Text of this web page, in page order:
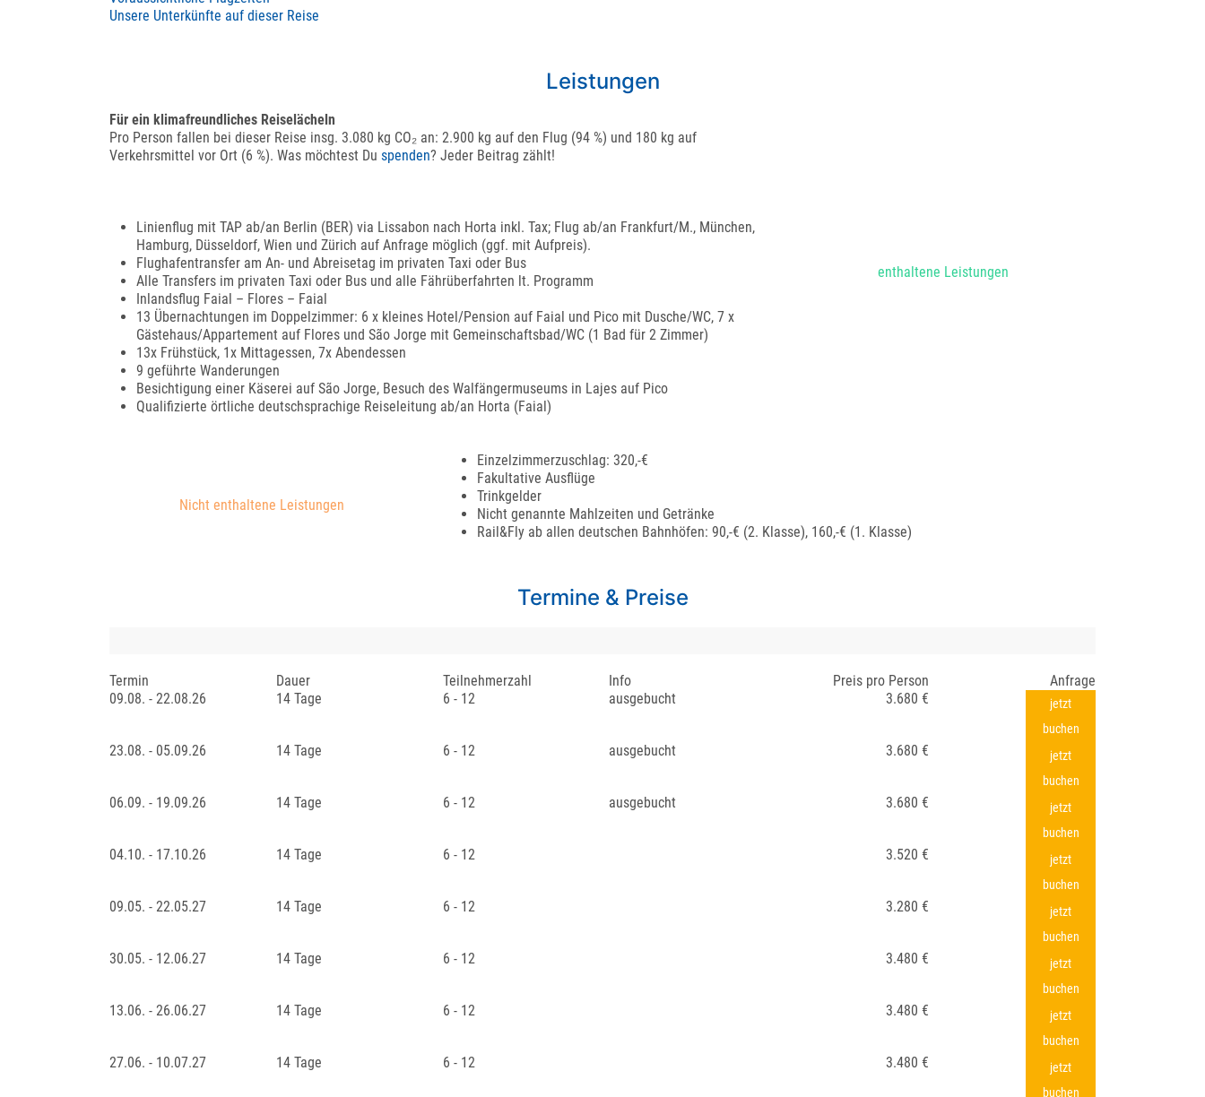
Unsere Unterkünfte auf dieser Reise
Leistungen
enthaltene Leistungen
Für ein klimafreundliches Reiselächeln
Pro Person fallen bei dieser Reise insg. 3.080 kg CO₂ an: 2.900 kg auf den Flug (94 %) und 180 kg auf
Verkehrsmittel vor Ort (6 %). Was möchtest Du spenden? Jeder Beitrag zählt!
Linienflug mit TAP ab/an Berlin (BER) via Lissabon nach Horta inkl. Tax; Flug ab/an Frankfurt/M., München,
Hamburg, Düsseldorf, Wien und Zürich auf Anfrage möglich (ggf. mit Aufpreis).
Flughafentransfer am An- und Abreisetag im privaten Taxi oder Bus
Alle Transfers im privaten Taxi oder Bus und alle Fährüberfahrten lt. Programm
Inlandsflug Faial – Flores – Faial
13 Übernachtungen im Doppelzimmer: 6 x kleines Hotel/Pension auf Faial und Pico mit Dusche/WC, 7 x
Gästehaus/Appartement auf Flores und São Jorge mit Gemeinschaftsbad/WC (1 Bad für 2 Zimmer)
13x Frühstück, 1x Mittagessen, 7x Abendessen
9 geführte Wanderungen
Besichtigung einer Käserei auf São Jorge, Besuch des Walfängermuseums in Lajes auf Pico
Qualifizierte örtliche deutschsprachige Reiseleitung ab/an Horta (Faial)
Nicht enthaltene Leistungen
Einzelzimmerzuschlag: 320,-€
Fakultative Ausflüge
Trinkgelder
Nicht genannte Mahlzeiten und Getränke
Rail&Fly ab allen deutschen Bahnhöfen: 90,-€ (2. Klasse), 160,-€ (1. Klasse)
Termine & Preise
Termin Dauer Teilnehmerzahl Info Preis pro Person
Anfrage
09.08. - 22.08.26
14 Tage 6 - 12 ausgebucht 3.680 €
jetzt
buchen
23.08. - 05.09.26 14 Tage 6 - 12 ausgebucht 3.680 €
jetzt
buchen
06.09. - 19.09.26 14 Tage 6 - 12 ausgebucht 3.680 €
jetzt
buchen
04.10. - 17.10.26 14 Tage 6 - 12 3.520 €
jetzt
buchen
09.05. - 22.05.27 14 Tage 6 - 12 3.280 €
jetzt
buchen
30.05. - 12.06.27 14 Tage 6 - 12 3.480 €
jetzt
buchen
13.06. - 26.06.27 14 Tage 6 - 12 3.480 €
jetzt
buchen
27.06. - 10.07.27 14 Tage 6 - 12 3.480 €
jetzt
buchen